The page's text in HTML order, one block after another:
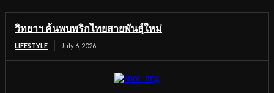
วิทยาฯ ค้นพบพริกไทยสายพันธุ์ใหม่
LIFESTYLE July 6, 2026